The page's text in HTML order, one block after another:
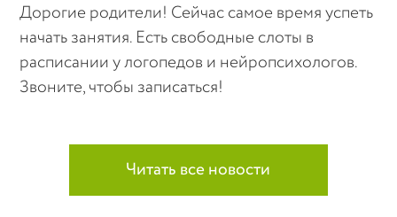
Дорогие родители! Сейчас самое время успеть
начать занятия. Есть свободные слоты в
расписании у логопедов и нейропсихологов.
Звоните, чтобы записаться!
Читать все новости